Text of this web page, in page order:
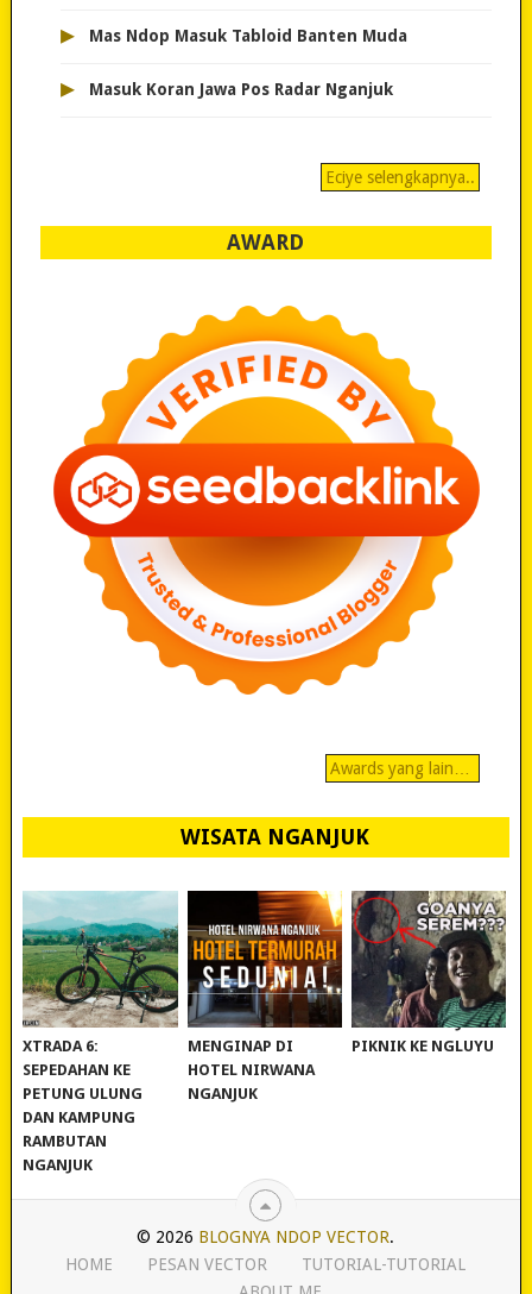
▸ Mas Ndop Masuk Tabloid Banten Muda
▸ Masuk Koran Jawa Pos Radar Nganjuk
Eciye selengkapnya..
AWARD
Awards yang lain…
WISATA NGANJUK
REVIEW POLYGON
XTRADA 6:
SEPEDAHAN KE
PETUNG ULUNG
DAN KAMPUNG
RAMBUTAN
NGANJUK
MURAH BANGET!
MENGINAP DI
HOTEL NIRWANA
NGANJUK
WISATA NGANJUK:
PIKNIK KE NGLUYU
© 2026 BLOGNYA NDOP VECTOR.
HOME
PESAN VECTOR
TUTORIAL-TUTORIAL